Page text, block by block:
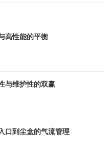
高性能的平衡
与维护性的双赢
口到尘盒的气流管理